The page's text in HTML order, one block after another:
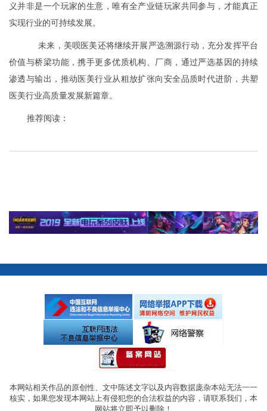
义并非是一个玩家的生意，唯有全产业链玩家共同参与，才能真正
实现行业的可持续发展。
未来，美呗医美还将继续开展严选溯源行动，充分发挥平台
价值与桥梁功能，携手更多优质机构、厂商，通过严选基因的持续
渗透与输出，推动医美行业从粗放扩张向安全品质时代进阶，共塑
医美行业高质量发展新篇章。
推荐阅读：
本网站相关作品的原创性、文中陈述文字以及内容数据庞杂本站无法一一
核实，如果您发现本网站上有侵犯您的合法权益的内容，请联系我们，本
网站将立即予以删除！